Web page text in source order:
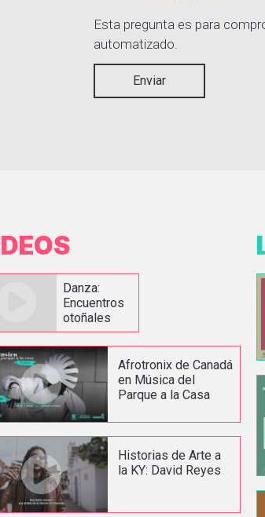
Esta pregunta es para
automatizado.
Enviar
Danza:
Encuentros
otoñales
Afrotronix de Canadá
en Música del
Parque a la Casa
Historias de Arte a
la KY: David Reyes